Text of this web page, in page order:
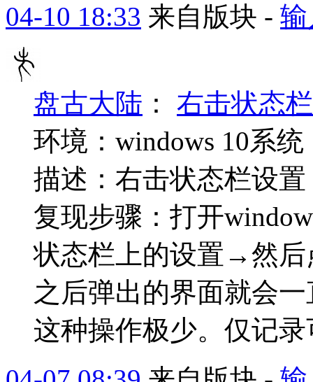
04-10 18:33 来自版块 -
盘古大陆 ： 右击状态
环境：windows 10系
描述：右击状态栏设
复现步骤：打开
状态栏上的设置→然
之后弹出的界面就会
这种操作极少。仅记